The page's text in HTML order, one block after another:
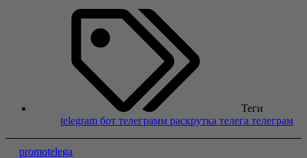
Теги
telegram бот телеграмм раскрутка телега телеграм
promotelega